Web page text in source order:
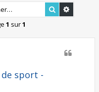
Rechercher
1 sur1
de sport -